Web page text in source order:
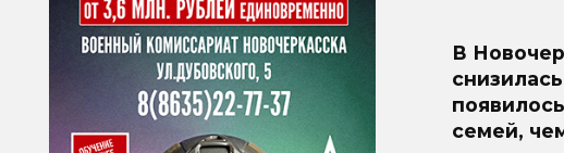
В
семей,